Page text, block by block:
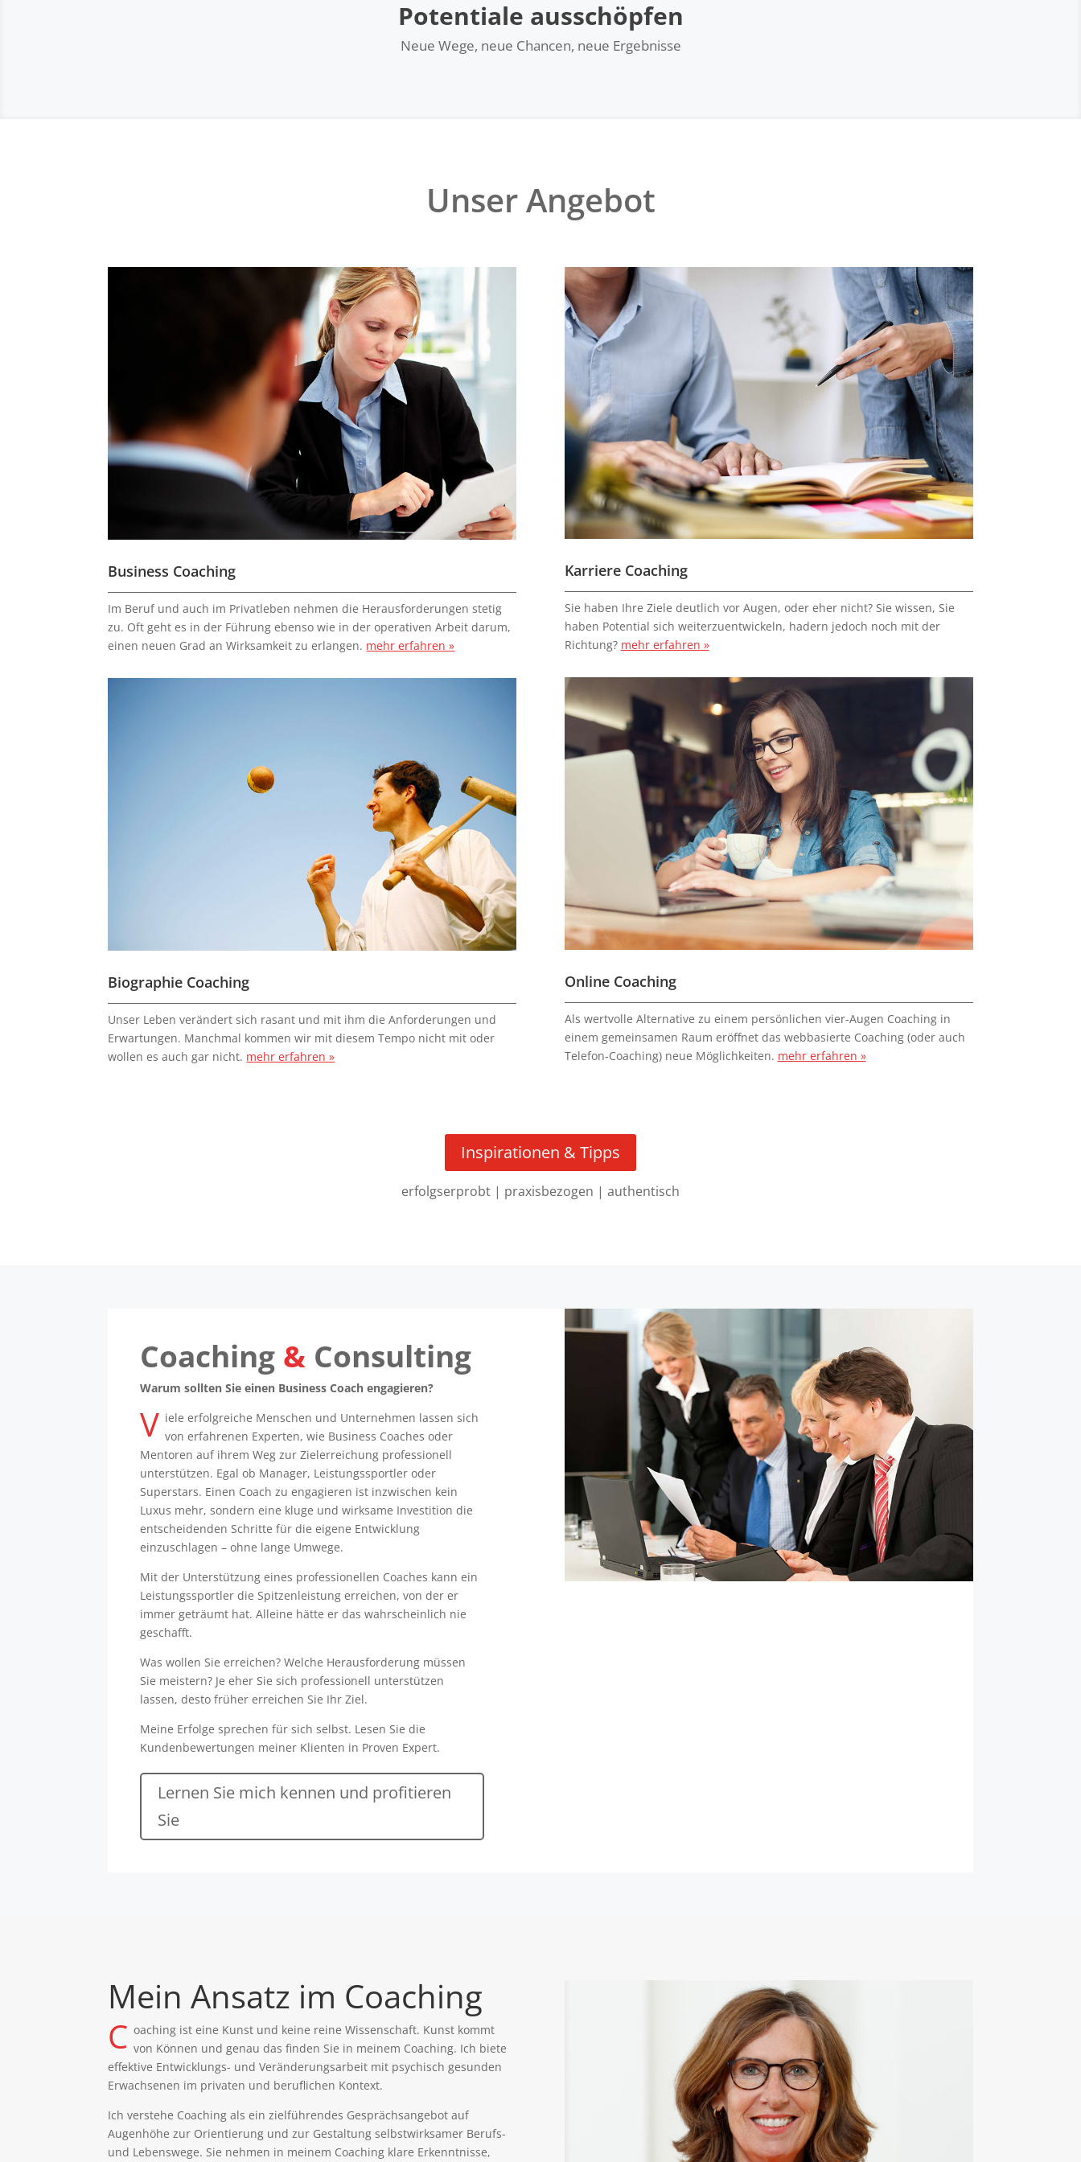
Potentiale ausschöpfen
Neue Wege, neue Chancen, neue Ergebnisse
Unser Angebot
Business Coaching
Im Beruf und auch im Privatleben nehmen die Herausforderungen stetig
zu. Oft geht es in der Führung ebenso wie in der operativen Arbeit darum,
einen neuen Grad an Wirksamkeit zu erlangen. mehr erfahren »
Biographie Coaching
Unser Leben verändert sich rasant und mit ihm die Anforderungen und
Erwartungen. Manchmal kommen wir mit diesem Tempo nicht mit oder
wollen es auch gar nicht. mehr erfahren »
Karriere Coaching
Sie haben Ihre Ziele deutlich vor Augen, oder eher nicht? Sie wissen, Sie
haben Potential sich weiterzuentwickeln, hadern jedoch noch mit der
Richtung? mehr erfahren »
Online Coaching
Als wertvolle Alternative zu einem persönlichen vier-Augen Coaching in
einem gemeinsamen Raum eröffnet das webbasierte Coaching (oder auch
Telefon-Coaching) neue Möglichkeiten. mehr erfahren »
Inspirationen & Tipps
erfolgserprobt | praxisbezogen | authentisch
Coaching & Consulting
Warum sollten Sie einen Business Coach engagieren?
V iele erfolgreiche Menschen und Unternehmen lassen sich
von erfahrenen Experten, wie Business Coaches oder
Mentoren auf ihrem Weg zur Zielerreichung professionell
unterstützen. Egal ob Manager, Leistungssportler oder
Superstars. Einen Coach zu engagieren ist inzwischen kein
Luxus mehr, sondern eine kluge und wirksame Investition die
entscheidenden Schritte für die eigene Entwicklung
einzuschlagen – ohne lange Umwege.
Mit der Unterstützung eines professionellen Coaches kann ein
Leistungssportler die Spitzenleistung erreichen, von der er
immer geträumt hat. Alleine hätte er das wahrscheinlich nie
geschafft.
Was wollen Sie erreichen? Welche Herausforderung müssen
Sie meistern? Je eher Sie sich professionell unterstützen
lassen, desto früher erreichen Sie Ihr Ziel.
Meine Erfolge sprechen für sich selbst. Lesen Sie die
Kundenbewertungen meiner Klienten in Proven Expert.
Lernen Sie mich kennen und profitieren
Sie
Mein Ansatz im Coaching
C oaching ist eine Kunst und keine reine Wissenschaft. Kunst kommt
von Können und genau das finden Sie in meinem Coaching. Ich biete
effektive Entwicklungs- und Veränderungsarbeit mit psychisch gesunden
Erwachsenen im privaten und beruflichen Kontext.
Ich verstehe Coaching als ein zielführendes Gesprächsangebot auf
Augenhöhe zur Orientierung und zur Gestaltung selbstwirksamer Berufs-
und Lebenswege. Sie nehmen in meinem Coaching klare Erkenntnisse,